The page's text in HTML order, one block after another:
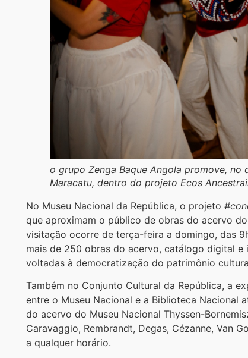
o grupo Zenga Baque Angola promove,
Maracatu, dentro do projeto Ecos
No Museu Nacional da República, o projeto
que aproximam o público de obras do acervo
visitação ocorre de terça-feira a domingo, das
mais de 250 obras do acervo, catálogo digital
voltadas à democratização do patrimônio
Também no Conjunto Cultural da República, a
entre o Museu Nacional e a Biblioteca Nacional
do acervo do Museu Nacional Thyssen-
Caravaggio, Rembrandt, Degas, Cézanne, Van
a qualquer horário.